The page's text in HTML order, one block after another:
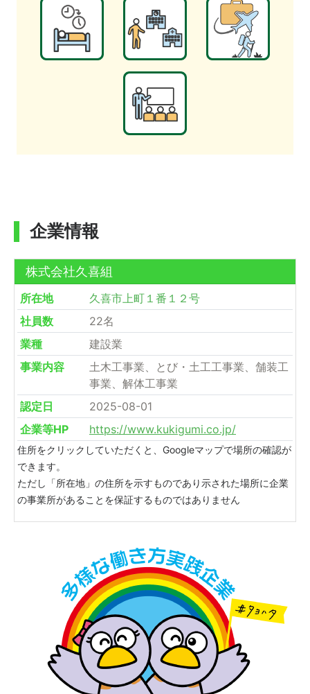
企業情報
株式会社久喜組
所在地
久喜市上町１番１２号
社員数
22名
業種
建設業
事業内容
土木工事業、とび・土工工事業、舗装工
事業、解体工事業
認定日
2025-08-01
企業等HP
https://www.kukigumi.co.jp/
住所をクリックしていただくと、Googleマップで場所の確認が
できます。
ただし「所在地」の住所を示すものであり示された場所に企業
の事業所があることを保証するものではありません